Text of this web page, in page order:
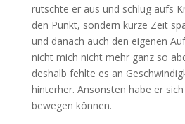
rutschte er aus und schlug aufs
den Punkt, sondern kurze Zeit
und danach auch den eigenen
nicht mich nicht mehr ganz so
deshalb fehlte es an
hinterher. Ansonsten habe er
bewegen können.